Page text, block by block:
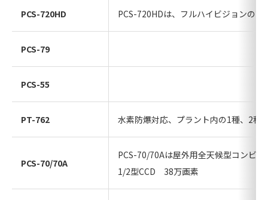
PCS-720HD PCS-720HDは、フルハイビジョンの
PCS-79
PCS-55
PT-762 水素防爆対応、プラント内の1種、2種
PCS-70/70A
PCS-70/70Aは屋外用全天候型コンビ
1/2型CCD 38万画素